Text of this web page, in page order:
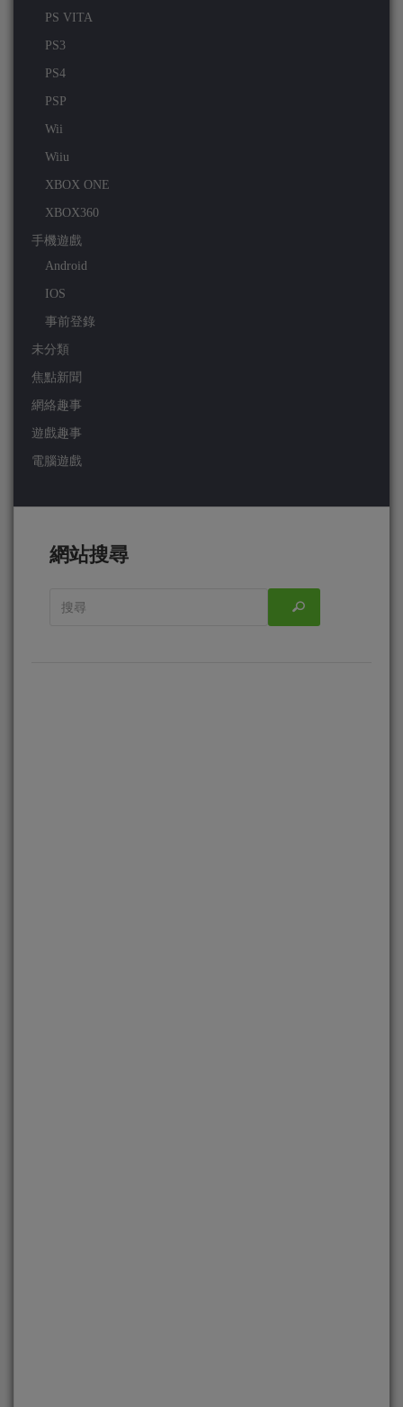
PS VITA
PS3
PS4
PSP
Wii
Wiiu
XBOX ONE
XBOX360
手機遊戲
Android
IOS
事前登錄
未分類
焦點新聞
網絡趣事
遊戲趣事
電腦遊戲
網站搜尋